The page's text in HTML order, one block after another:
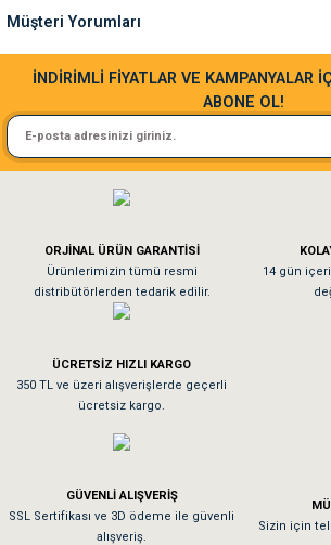
Bu ürüne benzer farklı alternatifler olmalı.
Gönder
Müşteri Yorumları
Sa**** Ta******
Kedim taze mamaya bayıldı kargo fimrasın da bir
El**** Ek******
Köpeğim bayıldı hediyeler için teşekkürler
As**** Tu******
Tavşanım kafesinin kalitesine ve paketlemesine
Sa**** On******
Kedilerim beğeniyorlar. Memnunuz. Uygun fiyatta
İNDİRİMLİ FİYATLAR VE KAMPANYALAR
ABONE OL!
ORJİNAL ÜRÜN GARANTİSİ
Ürünlerimizin tümü resmi
distribütörlerden tedarik edilir.
14 gün
ÜCRETSİZ HIZLI KARGO
350 TL ve üzeri alışverişlerde geçerli
ücretsiz kargo.
GÜVENLİ ALIŞVERİŞ
SSL Sertifikası ve 3D ödeme ile güvenli
alışveriş.
Sizin için